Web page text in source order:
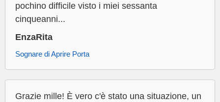
pochino difficile visto i miei sessanta
cinqueanni...
EnzaRita
Sognare di Aprire Porta
Grazie mille! È vero c'è stato una situazione, un